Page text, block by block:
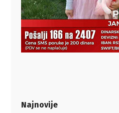
Najnovije